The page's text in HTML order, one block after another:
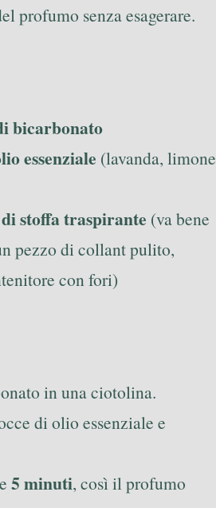
profumo senza esagerare.
bicarbonato
essenziale (lavanda, limone
stoffa traspirante (va bene
pezzo di collant pulito,
con fori)
in una ciotolina.
di olio essenziale e
5 minuti, così il profumo